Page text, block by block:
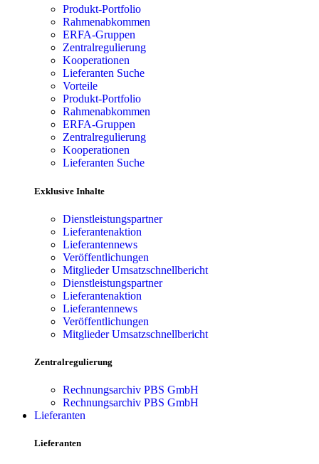
Produkt-Portfolio
Rahmenabkommen
ERFA-Gruppen
Zentralregulierung
Kooperationen
Lieferanten Suche
Vorteile
Produkt-Portfolio
Rahmenabkommen
ERFA-Gruppen
Zentralregulierung
Kooperationen
Lieferanten Suche
Exklusive Inhalte
Dienstleistungspartner
Lieferantenaktion
Lieferantennews
Veröffentlichungen
Mitglieder Umsatzschnellbericht
Dienstleistungspartner
Lieferantenaktion
Lieferantennews
Veröffentlichungen
Mitglieder Umsatzschnellbericht
Zentralregulierung
Rechnungsarchiv PBS GmbH
Rechnungsarchiv PBS GmbH
Lieferanten
Lieferanten